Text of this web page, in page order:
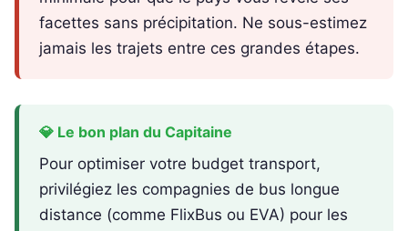
facettes sans précipitation. Ne sous-estimez
jamais les trajets entre ces grandes étapes.
💎 Le bon plan du Capitaine
Pour optimiser votre budget transport,
privilégiez les compagnies de bus longue
distance (comme FlixBus ou EVA) pour les